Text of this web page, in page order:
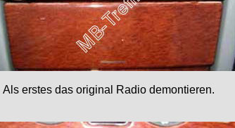
Als erstes das original Radio demontieren.